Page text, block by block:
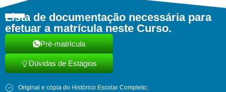
Lista de documentação necessária para
efetuar a matrícula neste Curso.
Pré-matrícula
Dúvidas de Estágios
Original e cópia do Histórico Escolar Completo;